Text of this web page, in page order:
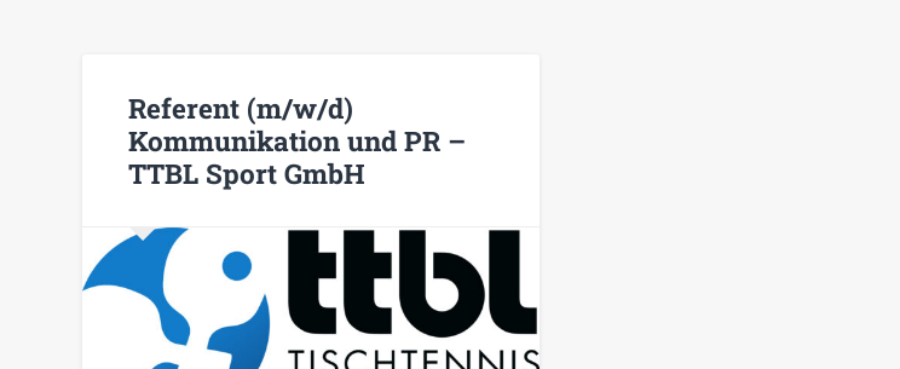
Referent (m/w/d)
Kommunikation und PR –
TTBL Sport GmbH